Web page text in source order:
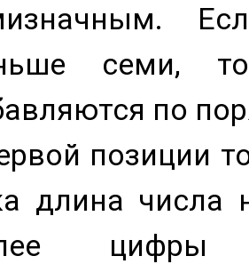
семи,
по
позиции
длина числа
цифры